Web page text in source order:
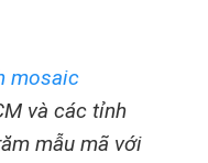
mosaic
và các tỉnh
mẫu mã với